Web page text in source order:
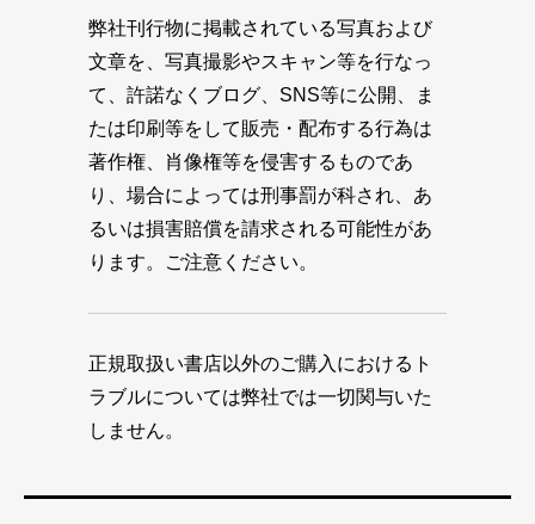
弊社刊行物に掲載されている写真および
文章を、写真撮影やスキャン等を行なっ
て、許諾なくブログ、SNS等に公開、ま
たは印刷等をして販売・配布する行為は
著作権、肖像権等を侵害するものであ
り、場合によっては刑事罰が科され、あ
るいは損害賠償を請求される可能性があ
ります。ご注意ください。
正規取扱い書店以外のご購入におけるト
ラブルについては弊社では一切関与いた
しません。